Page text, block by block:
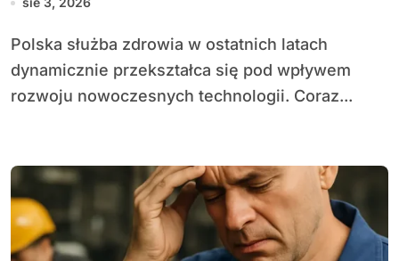
Polska służba zdrowia w ostatnich latach
dynamicznie przekształca się pod wpływem
rozwoju nowoczesnych technologii. Coraz...